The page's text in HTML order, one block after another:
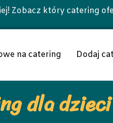
Zobacz który catering
na catering Dodaj
dla